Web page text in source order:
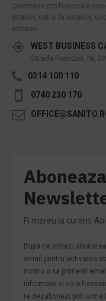
Covorase profesionale
interior, cat si la exterior,
intense.
WEST BUSINESS
Strada Preciziei, Nr,
0314 100 110
0740 230 170
Fi mereu la curent.
Dupa ce initiezi
email pentru activarea
nostru o sa primesti
informativ si cu o
te dezabonezi poti urma